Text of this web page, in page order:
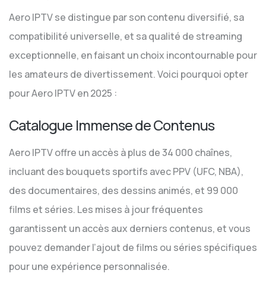
Aero IPTV se distingue par son contenu diversifié, sa
compatibilité universelle, et sa qualité de streaming
exceptionnelle, en faisant un choix incontournable pour
les amateurs de divertissement. Voici pourquoi opter
pour Aero IPTV en 2025 :
Catalogue Immense de Contenus
Aero IPTV offre un accès à plus de 34 000 chaînes,
incluant des bouquets sportifs avec PPV (UFC, NBA),
des documentaires, des dessins animés, et 99 000
films et séries. Les mises à jour fréquentes
garantissent un accès aux derniers contenus, et vous
pouvez demander l’ajout de films ou séries spécifiques
pour une expérience personnalisée.